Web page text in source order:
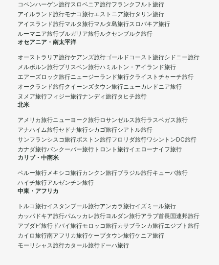
コペンハーゲン旅行スロベニア旅行フランクフルト旅行
アイルランド旅行モナコ旅行エストニア旅行タリン旅行
アイスランド旅行マルタ旅行マルタ島旅行スロバキア旅行
ルーマニア旅行ブルガリア旅行ルクセンブルク旅行
オセアニア・南太平洋
オーストラリア旅行ケアンズ旅行ゴールドコースト旅行シドニー旅行
メルボルン旅行ブリスベン旅行ハミルトン・アイランド旅行
エアーズロック旅行ニュージーランド旅行クライストチャーチ旅行
オークランド旅行クイーンズタウン旅行ニューカレドニア旅行
ヌメア旅行フィジー旅行ナンディ旅行タヒチ旅行
北米
アメリカ旅行ニューヨーク旅行ロサンゼルス旅行ラスベガス旅行
アナハイム旅行セドナ旅行シカゴ旅行シアトル旅行
サンフランシスコ旅行ボストン旅行フロリダ旅行ワシントンDC旅行
カナダ旅行バンクーバー旅行 トロント旅行イエローナイフ旅行
カリブ・中南米
ペルー旅行メキシコ旅行カンクン旅行ブラジル旅行キューバ旅行
ハイチ旅行アルゼンチン旅行
中東・アフリカ
トルコ旅行イスタンブール旅行アンカラ旅行イズミール旅行
カッパドキア旅行パムッカレ旅行ヨルダン旅行アラブ首長国連邦旅行
アブダビ旅行 ドバイ旅行モロッコ旅行カサブランカ旅行エジプト旅行
カイロ旅行南アフリカ旅行ケープタウン旅行ケニア旅行
モーリシャス旅行カタール旅行 ドーハ旅行